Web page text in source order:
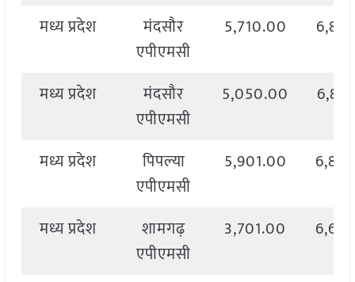
मध्य प्रदेश
मंदसौर
एपीएमसी
5,710.00
मध्य प्रदेश
मंदसौर
एपीएमसी
5,050.00
मध्य प्रदेश
पिपल्या
एपीएमसी
5,901.00
मध्य प्रदेश
शामगढ़
एपीएमसी
3,701.00